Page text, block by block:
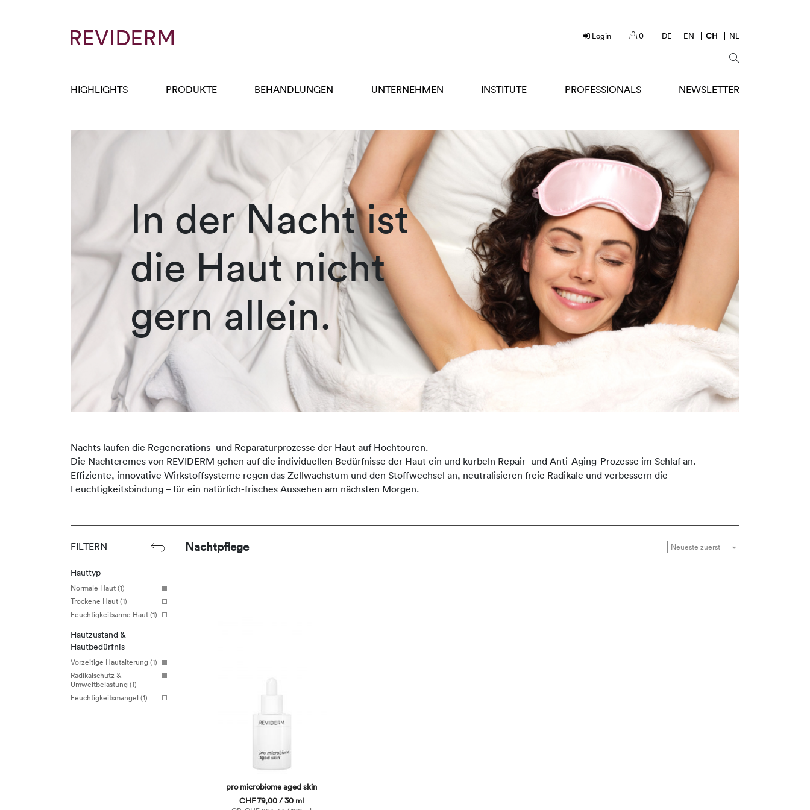
Login 0 DE EN CH NL
HIGHLIGHTS PRODUKTE BEHANDLUNGEN UNTERNEHMEN INSTITUTE PROFESSIONALS NEWSLETTER
In der Nacht ist
die Haut nicht
gern allein.
Nachts laufen die Regenerations- und Reparaturprozesse der Haut auf Hochtouren.
Die Nachtcremes von REVIDERM gehen auf die individuellen Bedürfnisse der Haut ein und kurbeln Repair- und Anti-Aging-Prozesse im Schlaf an.
Effiziente, innovative Wirkstoffsysteme regen das Zellwachstum und den Stoffwechsel an, neutralisieren freie Radikale und verbessern die
Feuchtigkeitsbindung – für ein natürlich-frisches Aussehen am nächsten Morgen.
FILTERN
Hauttyp
Normale Haut (1)
Trockene Haut (1)
Feuchtigkeitsarme Haut (1)
Hautzustand &
Hautbedürfnis
Vorzeitige Hautalterung (1)
Radikalschutz &
Umweltbelastung (1)
Feuchtigkeitsmangel (1)
Nachtpflege
pro microbiome aged skin
CHF 79,00 / 30 ml